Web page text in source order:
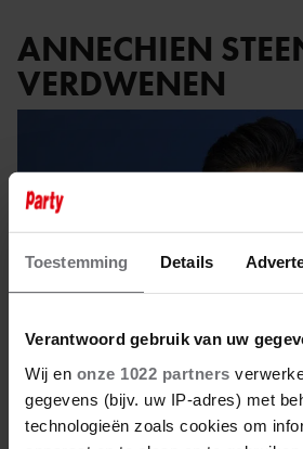
Toestemming Details
Verantwoord gebruik van uw
Wij en onze 1022 partners
gegevens (bijv. uw IP-adres) met
technologieën zoals cookies om
ANNECHIEN
VERDWENEN